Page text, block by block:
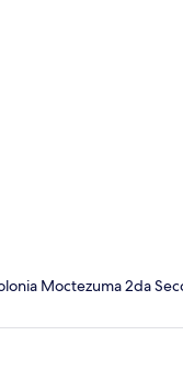
Moctezuma 2da